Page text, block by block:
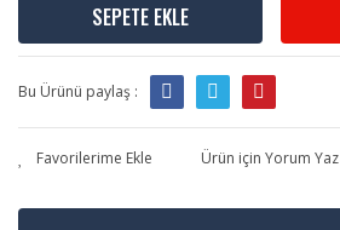
SEPETE EKLE
Bu Ürünü paylaş :
Ürün için Yorum Yaz